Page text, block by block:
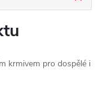
krmivem pro dospělé i